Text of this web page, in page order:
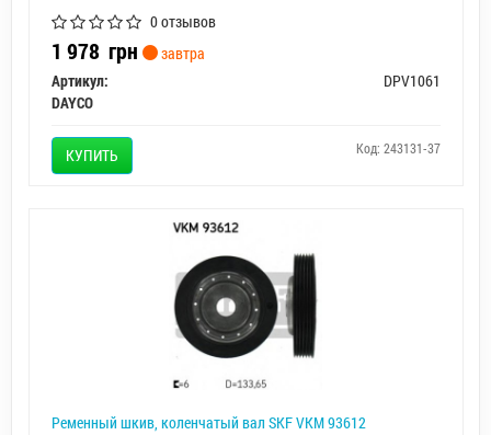
0 отзывов
1 978 грн
завтра
Артикул:
DPV1061
DAYCO
КУПИТЬ Код: 243131-37
Ременный шкив, коленчатый вал SKF VKM 93612